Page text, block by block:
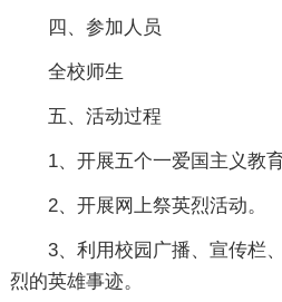
四、参加人员
全校师生
五、活动过程
1、开展五个一爱国主义教育
2、开展网上祭英烈活动。
3、利用校园广播、宣传栏
烈的英雄事迹。